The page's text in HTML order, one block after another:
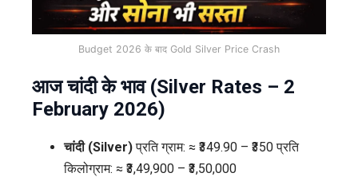
Budget 2026 के बाद Gold Silver Price Crash
आज चांदी के भाव (Silver Rates – 2
February 2026)
चांदी (Silver)प्रति ग्राम: ≈ ₹349.90 – ₹350 प्रति
किलोग्राम: ≈ ₹3,49,900 – ₹3,50,000